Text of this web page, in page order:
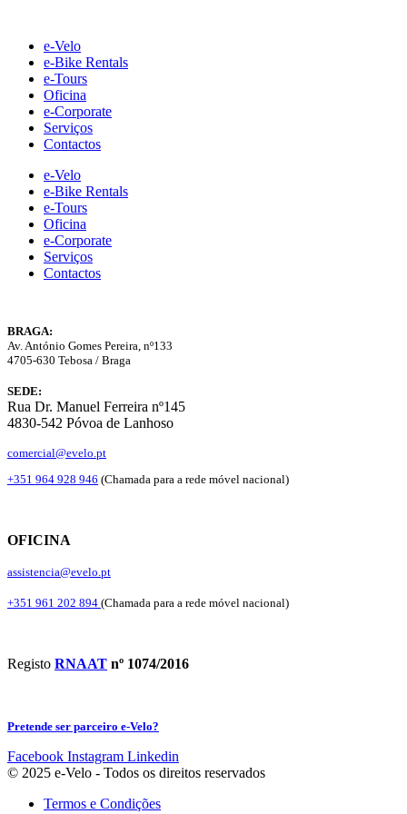
contente-Velo
e-Bike Rentals
e-Tours
Oficina
e-Corporate
Serviços
Contactos
e-Velo
e-Bike Rentals
e-Tours
Oficina
e-Corporate
Serviços
Contactos
BRAGA:
Av. António Gomes Pereira, nº133
4705-630 Tebosa / Braga
SEDE:
Rua Dr. Manuel Ferreira nº145
4830-542 Póvoa de Lanhoso
comercial@evelo.pt
+351 964 928 946 (Chamada para a rede móvel nacional)
OFICINA
assistencia@evelo.pt
+351 961 202 894 (Chamada para a rede móvel nacional)
Registo RNAAT nº 1074/2016
Pretende ser parceiro e-Velo?
Facebook Instagram Linkedin
© 2025 e-Velo - Todos os direitos reservados
Termos e Condições